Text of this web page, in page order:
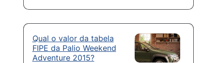
Qual o valor da tabela
FIPE da Palio Weekend
Adventure 2015?